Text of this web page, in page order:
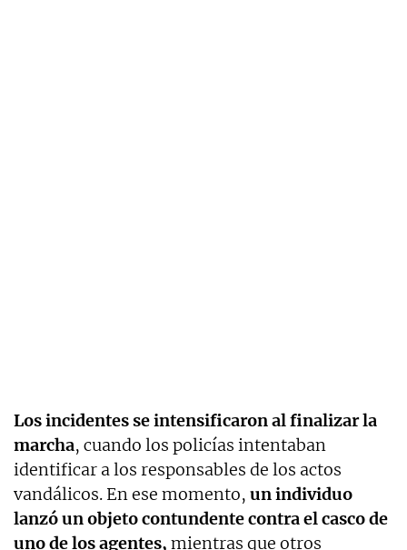
Los incidentes se intensificaron al finalizar la
marcha, cuando los policías intentaban
identificar a los responsables de los actos
vandálicos. En ese momento, un individuo
lanzó un objeto contundente contra el casco de
uno de los agentes, mientras que otros